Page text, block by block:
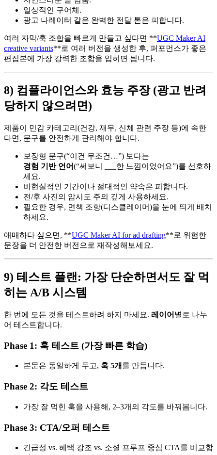
일상적인 구어체.
광고 나레이터 같은 완벽한 전달 톤은 피합니다.
여러 자막/훅 조합을 빠르게 만들고 싶다면 **UGC Maker AI
creative variants**로 여러 버전을 생성한 후, 퍼포먼스가 좋은
편집본에 가장 강력한 조합을 입히면 됩니다.
8) 컴플라이언스와 효능 주장 (광고 반려
당하지 않으려면)
제품이 민감 카테고리(건강, 재무, 신체 관련 주장 등)에 속한
다면, 문구를 안전하게 관리해야 합니다.
보장형 문구(“이건 무조건…”) 보다는
경험 기반 언어(“써보니 ___한 느낌이었어요”)를 선호하
세요.
비현실적인 기간이나 절대적인 약속은 피합니다.
전/후 사진의 암시도 주의 깊게 사용하세요.
필요한 경우, 면책 조항(디스클레이머)을 눈에 띄게 배치
하세요.
애매하다 싶으면, **UGC Maker AI for ad drafting**로 위험한
문장을 더 안전한 버전으로 재작성해보세요.
9) 테스트 플랜: 가장 단순하면서도 잘 먹
히는 A/B 시스템
한 번에 모든 것을 테스트하려 하지 마세요. 레이어 별로 나누
어 테스트합니다.
Phase 1: 훅 테스트 (가장 빠른 학습)
본문은 동일하게 두고, 훅 5개 를 만듭니다.
Phase 2: 각도 테스트
가장 잘 먹힌 훅을 사용해, 2–3개의 각도를 바꿔봅니다.
Phase 3: CTA/오퍼 테스트
긴급성 vs. 혜택 강조 vs. 소셜 프루프 중심 CTA를 비교합